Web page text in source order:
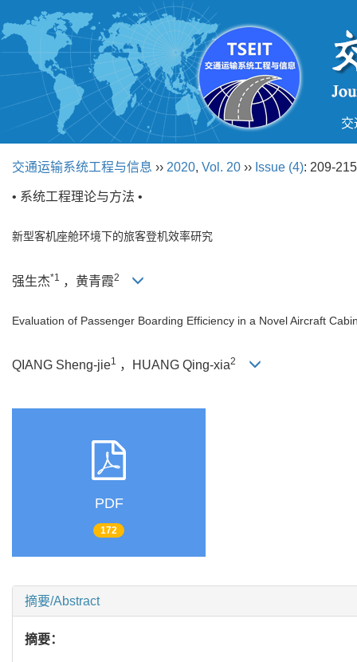
交
交通运输系统工程与信息 ›› 2020, Vol. 20 ›› Issue (4): 209-
• 系统工程理论与方法 •
新型客机座舱环境下的旅客登机效率研究
强生杰*1 ，黄青霞2
Evaluation of Passenger Boarding Efficiency in a Novel Aircraft
QIANG Sheng-jie1 ，HUANG Qing-xia2
PDF
172
摘要/Abstract
摘要：